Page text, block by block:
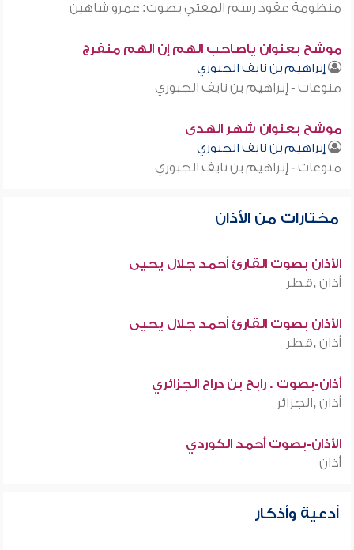
منظومة عقود رسم المفتي بصوت: عمرو شاهين
موشح بعنوان ياصاحب الهم إن الهم منفرج
إبراهيم بن نايف الجبوري
منوعات - إبراهيم بن نايف الجبوري
موشح بعنوان شهر الهدى
إبراهيم بن نايف الجبوري
منوعات - إبراهيم بن نايف الجبوري
مختارات من الأذان
الأذان بصوت القارئ أحمد جلال يحيى
أذان ,قطر
الأذان بصوت القارئ أحمد جلال يحيى
أذان ,قطر
أذان-بصوت . رابح بن دراح الجزائري
أذان ,الجزائر
الأذان-بصوت أحمد الكوردي
أذان
أدعية وأذكار